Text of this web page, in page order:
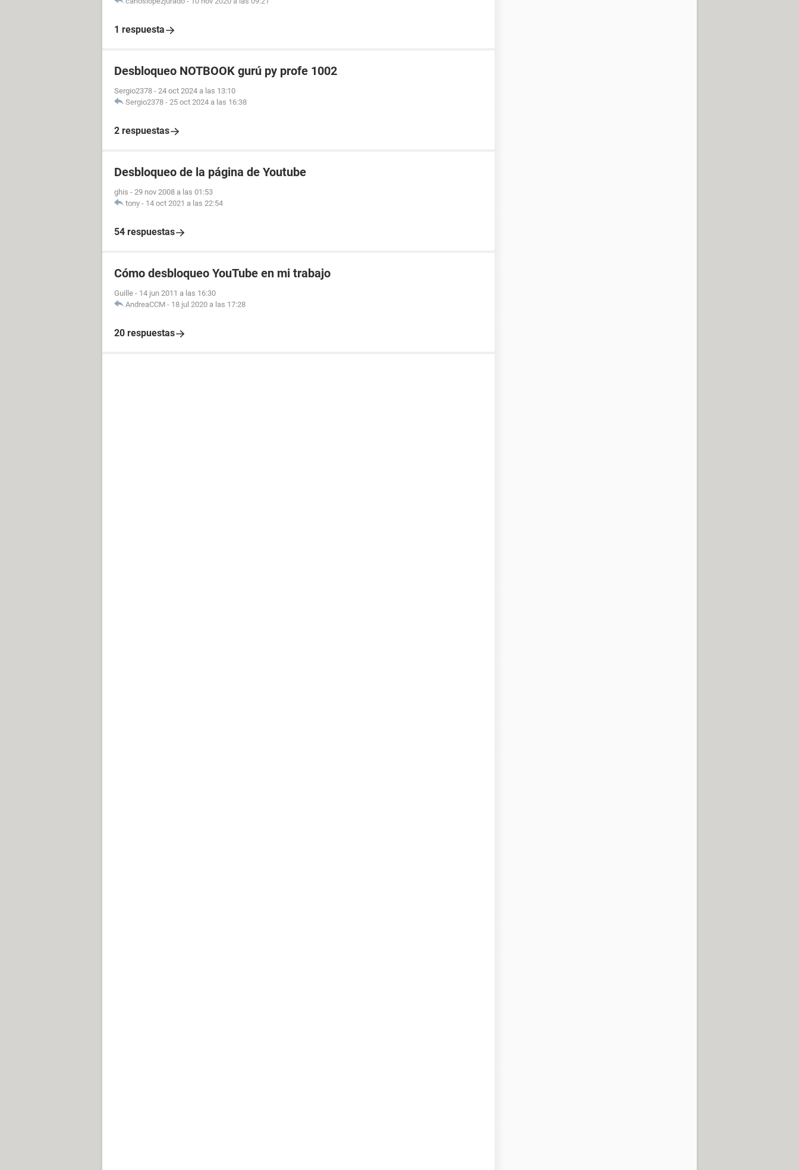
1 respuesta
Desbloqueo NOTBOOK gurú py profe 1002
Sergio2378 - 24 oct 2024 a las 13:10
Sergio2378 - 25 oct 2024 a las 16:38
2 respuestas
Desbloqueo de la página de Youtube
ghis - 29 nov 2008 a las 01:53
tony - 14 oct 2021 a las 22:54
54 respuestas
Cómo desbloqueo YouTube en mi trabajo
Guille - 14 jun 2011 a las 16:30
AndreaCCM - 18 jul 2020 a las 17:28
20 respuestas